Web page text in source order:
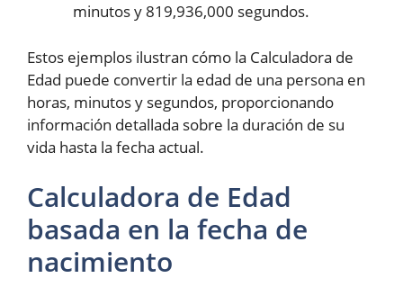
minutos y 819,936,000 segundos.
Estos ejemplos ilustran cómo la Calculadora de
Edad puede convertir la edad de una persona en
horas, minutos y segundos, proporcionando
información detallada sobre la duración de su
vida hasta la fecha actual.
Calculadora de Edad
basada en la fecha de
nacimiento